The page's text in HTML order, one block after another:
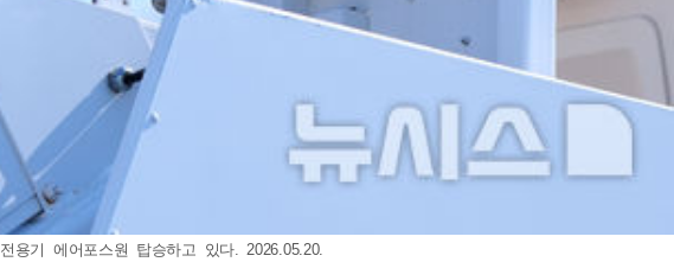
용기 에어포스원 탑승하고 있다. 2026.05.20.